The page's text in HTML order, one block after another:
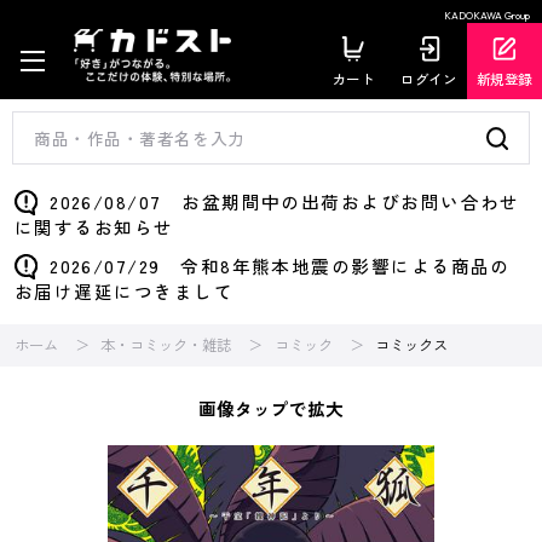
KADOKAWA Group
カート ログイン 新規登録
2026/08/07 お盆期間中の出荷およびお問い合わせ
に関するお知らせ
2026/07/29 令和8年熊本地震の影響による商品の
お届け遅延につきまして
ホーム 本・コミック・雑誌 コミック コミックス
画像タップで拡大